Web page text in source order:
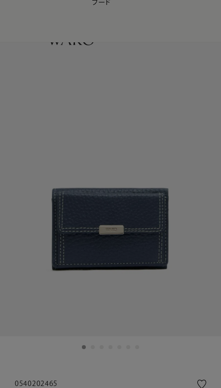
【会員様限定】夏のプレゼントキャンペーン開催中
フード
0540202465